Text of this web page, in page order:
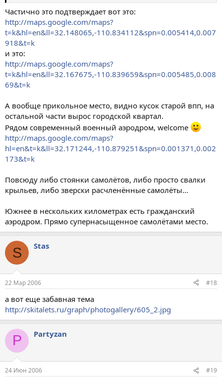
Частично это подтверждает вот это:
http://maps.google.com/maps?
t=k&hl=en&ll=32.148065,-110.834112&spn=0.005414,0.007
918&t=k
и это:
http://maps.google.com/maps?
t=k&hl=en&ll=32.167675,-110.839659&spn=0.005485,0.008
69&t=k
А вообще прикольное место, видно кусок старой впп, на
остальной части вырос городской квартал.
Рядом современный военный аэродром, welcome
http://maps.google.com/maps?
hl=en&t=k&ll=32.171244,-110.879251&spn=0.001371,0.002
173&t=k
Повсюду либо стоянки самолётов, либо просто свалки
крыльев, либо зверски расчленённые самолёты...
Южнее в нескольких километрах есть гражданский
аэродром. Прямо супернасыщенное самолётами место.
S Stas
22 Мар 2006 #18
а вот еще забавная тема
http://skitalets.ru/graph/photogallery/605_2.jpg
P Partyzan
24 Июн 2006 #19